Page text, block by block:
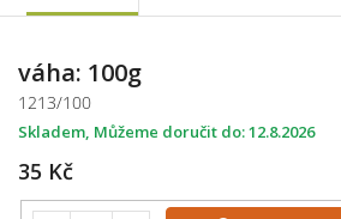
váha: 100g
1213/100
35 Kč
Skladem 12.8.2026